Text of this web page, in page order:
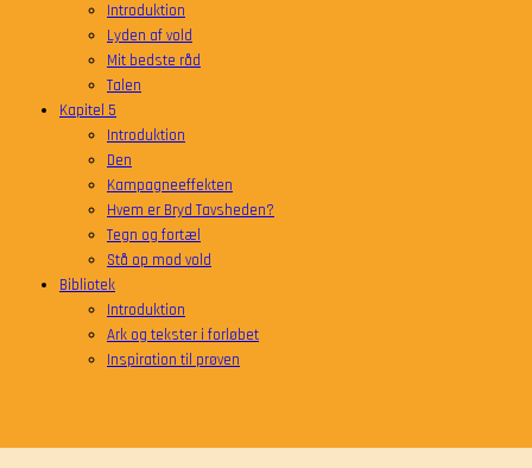
Introduktion
Lyden af vold
Mit bedste råd
Talen
Kapitel 5
Introduktion
Den
Kampagneeffekten
Hvem er Bryd Tavsheden?
Tegn og fortæl
Stå op mod vold
Bibliotek
Introduktion
Ark og tekster i forløbet
Inspiration til prøven